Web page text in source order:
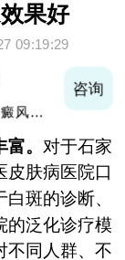
果好
09:19:29
风，青
咨询
。 对于石家
皮肤病医院口
斑的诊断、
的泛化诊疗模
不同人群、不